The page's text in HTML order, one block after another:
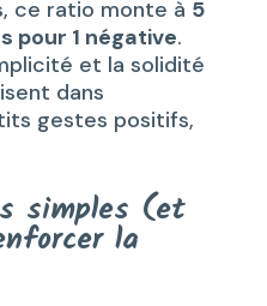
ce ratio monte à 5
pour 1 négative.
et la solidité
dans
gestes positifs,
simples (et
la